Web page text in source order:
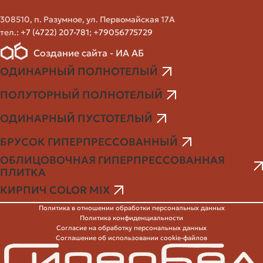
Водопоглощение
воды при
полном
Отклонения по
размерам и
форме
Цвет и фактура
Важны для
лицевой кладки
Проверяйте
просите
308510, п. Разумное, ул. Первомайская 17А
тел.: +7 (4722) 207-781; +79056775729
Создание сайта - ИА АБ
ОДИНАРНЫЙ ПОЛНОТЕЛЫЙ
ПОЛУТОРНЫЙ ПОЛНОТЕЛЫЙ
ОДИНАРНЫЙ ПУСТОТЕЛЫЙ
БРУСОК ГИПЕРПРЕССОВАННЫЙ
ОБЛИЦОВОЧНАЯ ГИПЕРПРЕССОВАННАЯ
ПЛИТКА
КИРПИЧ COLOR MIX
Политика в отношении обработки персональных данных
Политика конфиденциальности
Согласие на обработку персональных данных
Соглашение об использовании cookie-файлов